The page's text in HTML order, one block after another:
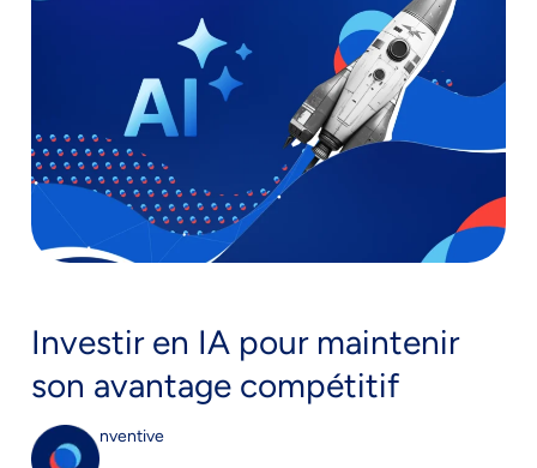
Investir en IA pour maintenir
son avantage compétitif
nventive